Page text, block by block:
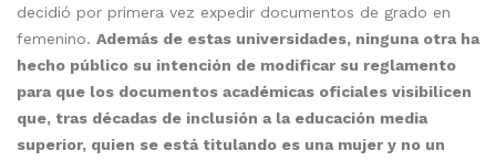
decidió por primera vez expedir documentos de grado en
femenino. Además de estas universidades, ninguna otra ha
hecho público su intención de modificar su reglamento
para que los documentos académicas oficiales visibilicen
que, tras décadas de inclusión a la educación media
superior, quien se está titulando es una mujer y no un